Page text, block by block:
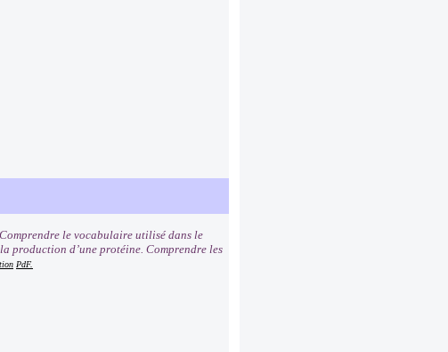
le vocabulaire utilisé dans le
production d’une protéine. Comprendre les
PdF.